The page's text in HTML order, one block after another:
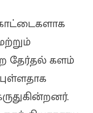
தேர்தல் களம்